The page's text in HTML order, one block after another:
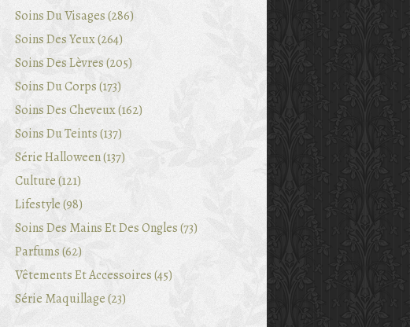
Soins Du Visages (286)
Soins Des Yeux (264)
Soins Des Lèvres (205)
Soins Du Corps (173)
Soins Des Cheveux (162)
Soins Du Teints (137)
Série Halloween (137)
Culture (121)
Lifestyle (98)
Soins Des Mains Et Des Ongles (73)
Parfums (62)
Vêtements Et Accessoires (45)
Série Maquillage (23)